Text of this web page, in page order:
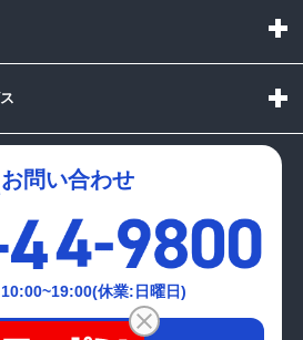
お問い合わせ
休業:日曜日)